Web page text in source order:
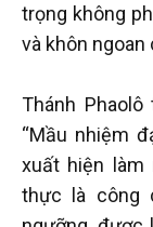
trọng không
và khôn ngoan
Thánh
“Mầu nhiệm
xuất hiện làm
thực là công